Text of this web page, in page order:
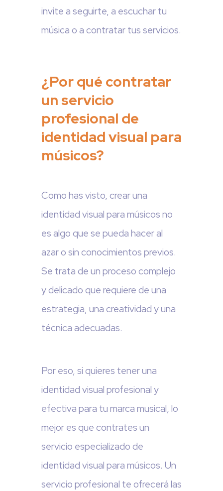
invite a seguirte, a escuchar tu
música o a contratar tus servicios.
¿Por qué contratar
un servicio
profesional de
identidad visual para
músicos?
Como has visto, crear una
identidad visual para músicos no
es algo que se pueda hacer al
azar o sin conocimientos previos.
Se trata de un proceso complejo
y delicado que requiere de una
estrategia, una creatividad y una
técnica adecuadas.
Por eso, si quieres tener una
identidad visual profesional y
efectiva para tu marca musical, lo
mejor es que contrates un
servicio especializado de
identidad visual para músicos. Un
servicio profesional te ofrecerá las